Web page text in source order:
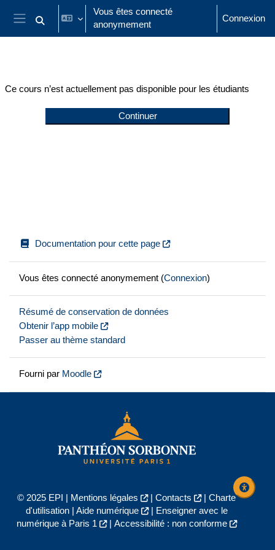
Passer au contenu principal
Panneau latéral
Activer/désactiver la saisie de recherche
Vous êtes connecté
anonymement
Connexion
Ce cours n’est actuellement pas disponible pour les étudiants
Continuer
Documentation pour cette page
Vous êtes connecté anonymement (Connexion)
Résumé de conservation de données
Obtenir l’app mobile
Passer au thème standard
Fourni par Moodle
© 2025 EPI | Mentions légales | Contacts | Charte
d'utilisation| Aide numérique |
Enseigner avec le
numérique à Paris 1
| Accessibilité : non conforme